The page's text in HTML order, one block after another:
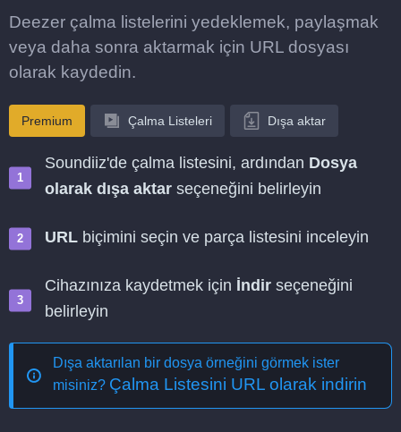
Deezer çalma listelerini yedeklemek, paylaşmak
veya daha sonra aktarmak için URL dosyası
olarak kaydedin.
Premium Çalma Listeleri Dışa aktar
Soundiiz'de çalma listesini, ardından Dosya
olarak dışa aktar seçeneğini belirleyin
URL biçimini seçin ve parça listesini inceleyin
Cihazınıza kaydetmek için İndir seçeneğini
belirleyin
Dışa aktarılan bir dosya örneğini görmek ister
misiniz? Çalma Listesini URL olarak indirin